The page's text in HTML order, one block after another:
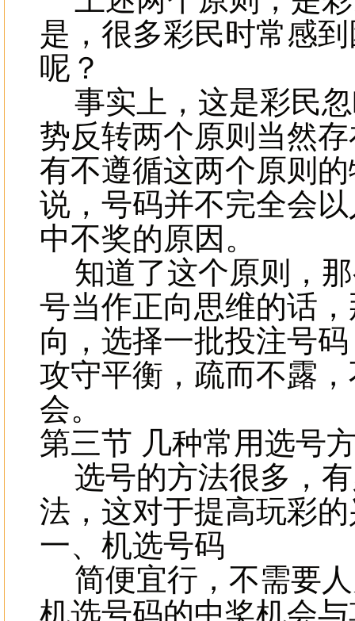
是，很多彩民时常感
呢？
事实上，这是彩民忽
势反转两个原则当然
有不遵循这两个原则
说，号码并不完全会
中不奖的原因。
知道了这个原则，那
号当作正向思维的话
向，选择一批投注号
攻守平衡，疏而不露
会。
第三节 几种常用选号
选号的方法很多，有
法，这对于提高玩彩
一、机选号码
简便宜行，不需要人
机选号码的中奖机会